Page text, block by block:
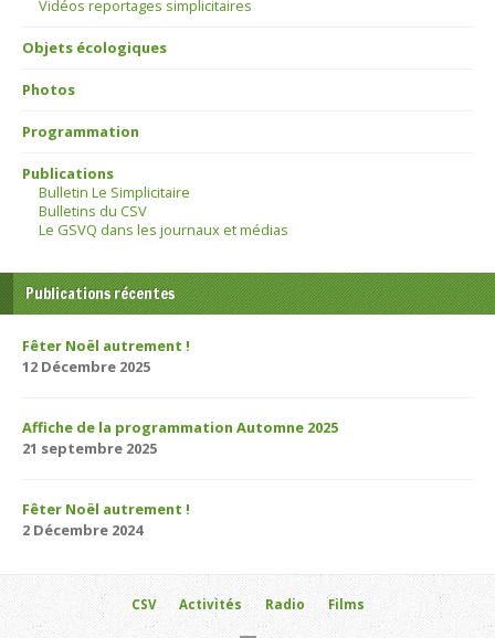
Vidéos reportages simplicitaires
Objets écologiques
Photos
Programmation
Publications
Bulletin Le Simplicitaire
Bulletins du CSV
Le GSVQ dans les journaux et médias
Publications récentes
Fêter Noël autrement !
12 Décembre 2025
Affiche de la programmation Automne 2025
21 septembre 2025
Fêter Noël autrement !
2 Décembre 2024
CSV Activités Radio Films